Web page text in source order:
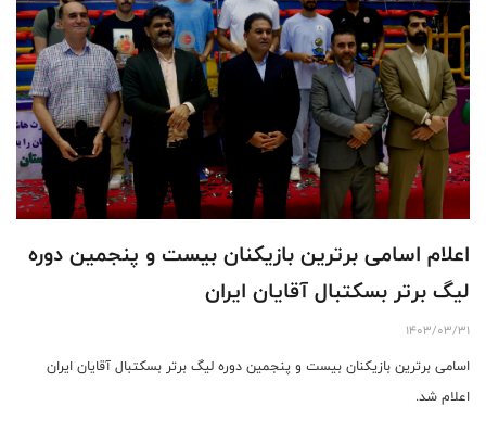
اعلام اسامی برترین بازیکنان بیست و پنجمین دوره
لیگ برتر بسکتبال آقایان ایران
1403/03/31
اسامی برترین بازیکنان بیست و پنجمین دوره لیگ برتر بسکتبال آقایان ایران
اعلام شد.